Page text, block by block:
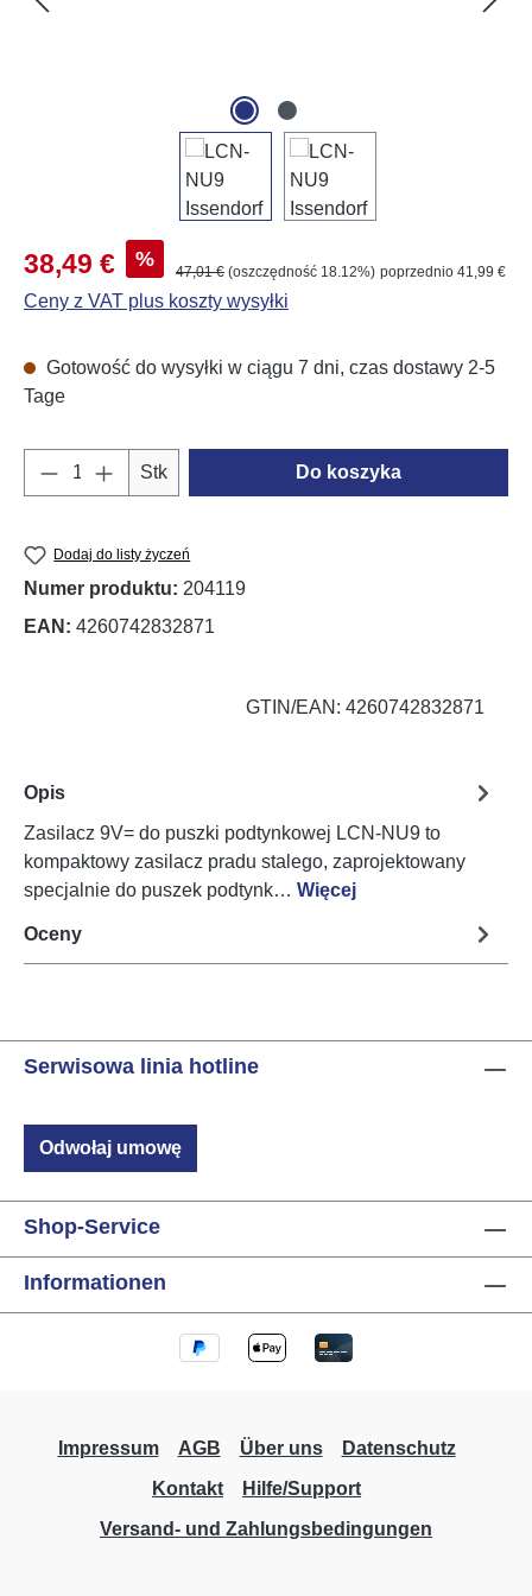
Cena sprzedaży:
38,49 € % Cena regularna:
47,01 € (oszczędność 18.12%) poprzednio 41,99 €
Ceny z VAT plus koszty wysyłki
Gotowość do wysyłki w ciągu 7 dni, czas dostawy 2-5
Tage
Ilość produktu: Wprowadź żądaną ilość
Stk Do koszyka
Dodaj do listy życzeń
Numer produktu: 204119
EAN: 4260742832871
GTIN/EAN: 4260742832871
Opis
Zasilacz 9V= do puszki podtynkowej LCN-NU9 to
kompaktowy zasilacz pradu stalego, zaprojektowany
specjalnie do puszek podtynk… Więcej
Oceny
Serwisowa linia hotline
Odwołaj umowę
Shop-Service
Informationen
Impressum AGB Über uns
Datenschutz
Kontakt
Hilfe/Support
Versand- und Zahlungsbedingungen